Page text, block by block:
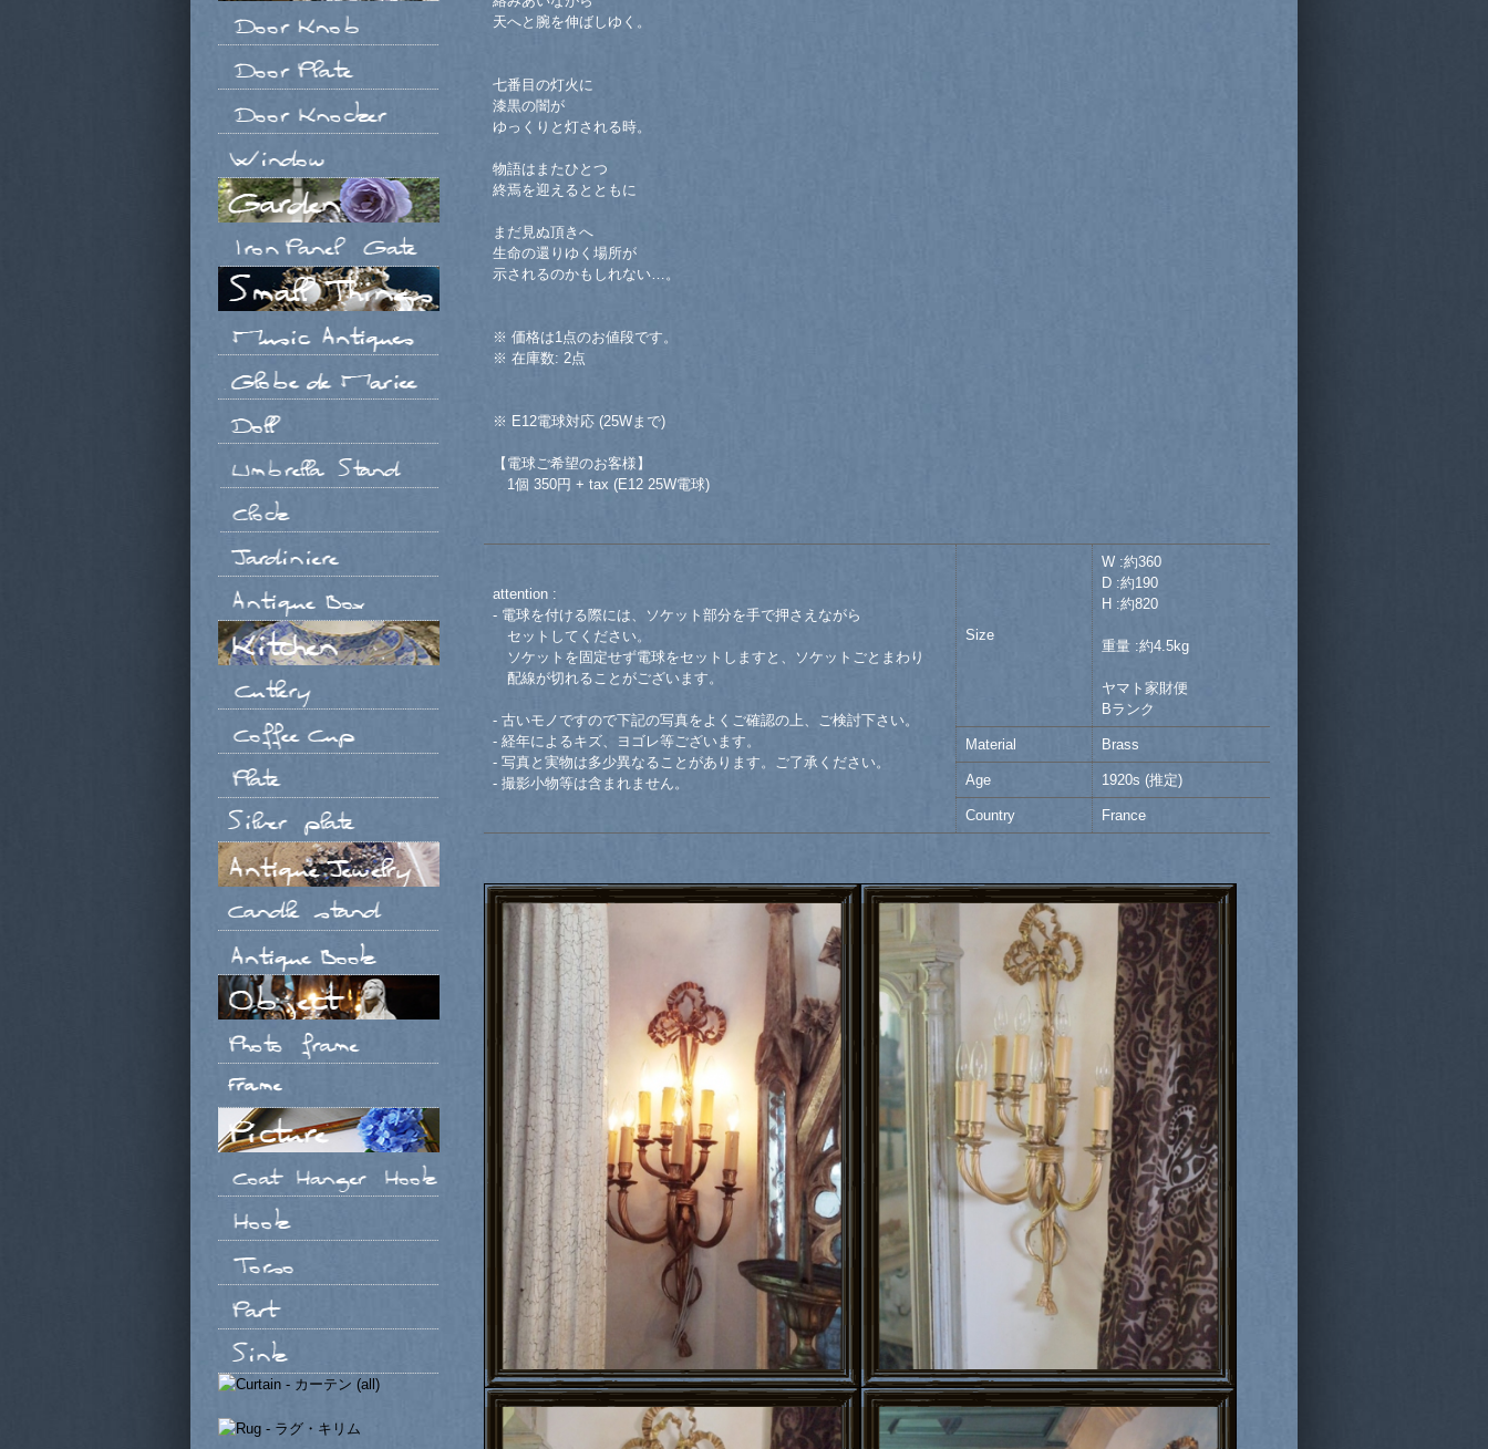
天へと腕を伸ばしゆく。
七番目の灯火に
漆黒の闇が
ゆっくりと灯される時。
物語はまたひとつ
終焉を迎えるとともに
まだ見ぬ頂きへ
生命の還りゆく場所が
示されるのかもしれない…。
※ 価格は1点のお値段です。
※ 在庫数: 2点
※ E12電球対応 (25Wまで)
【電球ご希望のお客様】
1個 350円 + tax (E12 25W電球)
attention :
- 電球を付ける際には、ソケット部分を手で押さえながら
セットしてください。
ソケットを固定せず電球をセットしますと、ソケットごとまわり
配線が切れることがございます。
- 古いモノですので下記の写真をよくご確認の上、ご検討下さい。
- 経年によるキズ、ヨゴレ等ございます。
- 写真と実物は多少異なることがあります。ご了承ください。
- 撮影小物等は含まれません。
Size
W :約360
D :約190
H :約820
重量 :約4.5kg
ヤマト家財便
Bランク
Material Brass
Age 1920s (推定)
Country France